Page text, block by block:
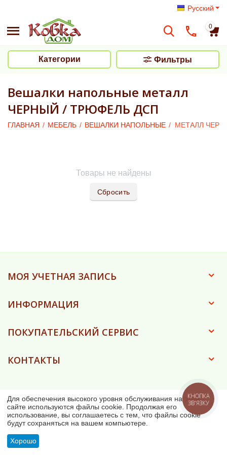
Русский
0
Категории Фильтры
Вешалки напольные металл
ЧЕРНЫЙ / ТРЮФЕЛЬ ДСП
ГЛАВНАЯ / МЕБЕЛЬ / ВЕШАЛКИ НАПОЛЬНЫЕ / МЕТАЛЛ
Товары не найдены
Сбросить
МОЯ УЧЕТНАЯ ЗАПИСЬ
ИНФОРМАЦИЯ
ПОКУПАТЕЛЬСКИЙ СЕРВИС
КОНТАКТЫ
Для обеспечения высокого уровня обслуживания на этом
сайте используются файлы cookie. Продолжая его
использование, вы соглашаетесь с тем, что файлы cookie
будут сохраняться на вашем компьютере.
Хорошо
КНОПКА
ЗВ'ЯЗКУ